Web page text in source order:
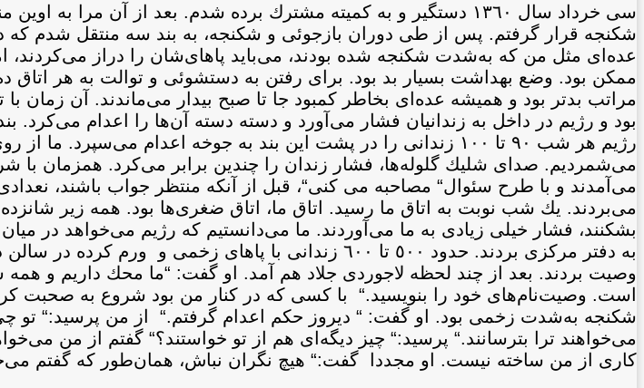
سی خرداد سال ١٣٦٠ دستگير و به كميته مشترك برده شدم. بعد از آن مرا
عده‌ای مثل من كه به‌شدت شكنجه شده بودند، می‌بايد پاهای‌شان را دراز می‌كردند،
ممكن بود. وضع بهداشت بسيار بد بود. برای رفتن به دستشوئی و توالت به هر
مراتب بدتر بود و هميشه عده‌ای بخاطر كمبود جا تا صبح بيدار می‌ماندند. آن زمان
بود و رژيم در داخل به زندانيان فشار می‌آورد و دسته دسته آن‌ها را اعدام
رژيم هر شب ٩٠ تا ١٠٠ زندانی را در پشت اين بند به جوخه اعدام می‌سپرد.
می‌شمرديم. صدای شليك گلوله‌ها، فشار زندان را چندين برابر می‌كرد. همزمان با
می‌آمدند و با طرح سئوال“ مصاحبه می كنی“‌، قبل از آنكه منتظر جواب باشند،
می‌بردند. يك شب نوبت به اتاق ما رسيد. اتاق ما، اتاق ضغری‌ها بود. همه زير
بشكنند، فشار خيلی زيادی به ما می‌آوردند. ما می‌دانستيم كه رژيم می‌خواهد در
به دفتر مركزی بردند. حدود ٥٠٠ تا ٦٠٠ زندانی با پاهای زخمی
وصيت بردند. بعد از چند لحظه لاجوردی جلاد هم آمد. او گفت: “ما محك داريم و
است. وصيت‌نام‌های خود را بنويسيد.“ با كسی كه در كنار من بود شروع به صحبت
شكنجه به‌شدت زخمی بود. او گفت: “ ديروز حكم اعدام گرفتم.“ از من پرسيد:“ تو
می‌خواهند ترا بترسانند.“ پرسيد:“ چيز ديگه‌ای هم از تو خواستند؟“ گفتم از من
كاری از من ساخته نيست. او مجددا گفت:“ هيچ نگران نباش، همان‌طور كه گفتم